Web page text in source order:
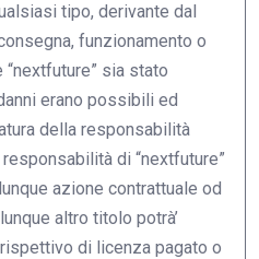
tipo, derivante dal
funzionamento o
sia stato
erano possibili ed
della responsabilità
di “nextfuture”
azione contrattuale od
altro titolo potrà’
di licenza pagato o